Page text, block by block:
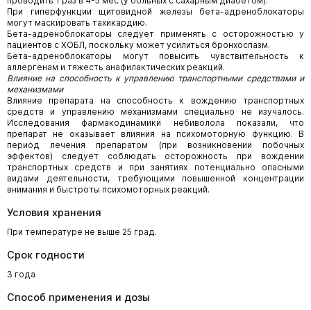
При гиперфункции щитовидной железы бета-адреноблокаторы
могут маскировать тахикардию.
Бета-адреноблокаторы следует применять с осторожностью у
пациентов с ХОБЛ, поскольку может усилиться бронхоспазм.
Бета-адреноблокаторы могут повысить чувствительность к
аллергенам и тяжесть анафилактических реакций.
Влияние на способность к управлению транспортными средствами и
механизмами
Влияние препарата на способность к вождению транспортных
средств и управлению механизмами специально не изучалось.
Исследования фармакодинамики небиволола показали, что
препарат не оказывает влияния на психомоторную функцию. В
период лечения препаратом (при возникновении побочных
эффектов) следует соблюдать осторожность при вождении
транспортных средств и при занятиях потенциально опасными
видами деятельности, требующими повышенной концентрации
внимания и быстроты психомоторных реакций.
Условия хранения
При температуре не выше 25 град.
Срок годности
3 года
Способ применения и дозы